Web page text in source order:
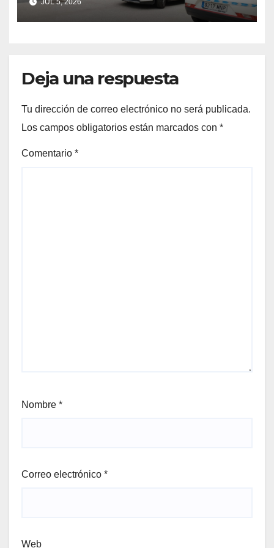
JUL 5, 2026
Deja una respuesta
Tu dirección de correo electrónico no será publicada.
Los campos obligatorios están marcados con *
Comentario *
Nombre *
Correo electrónico *
Web